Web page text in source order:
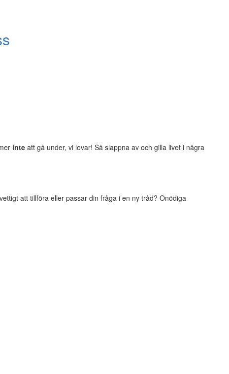
inte att gå under, vi lovar! Så slappna av och gilla livet i några
att tillföra eller passar din fråga i en ny tråd? Onödiga